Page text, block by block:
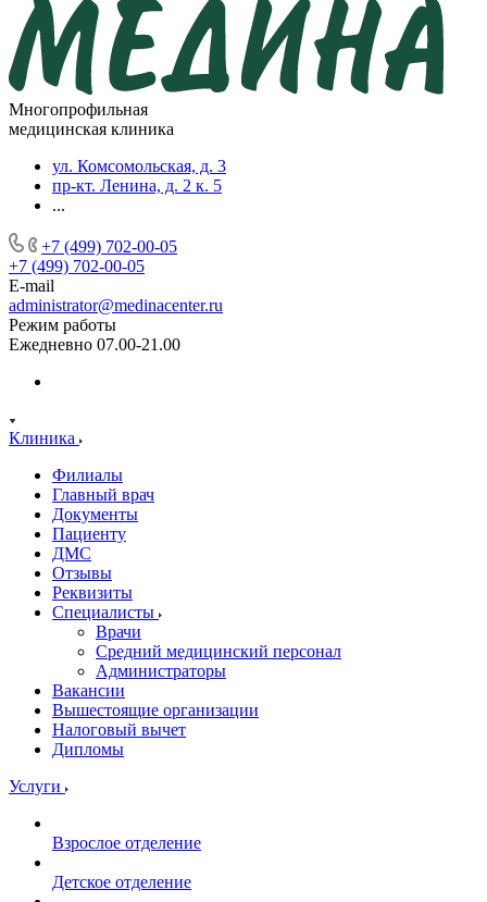
Многопрофильная
медицинская клиника
ул. Комсомольская, д. 3
пр-кт. Ленина, д. 2 к. 5
...
+7 (499) 702-00-05
+7 (499) 702-00-05
E-mail
administrator@medinacenter.ru
Режим работы
Ежедневно 07.00-21.00
Клиника
Филиалы
Главный врач
Документы
Пациенту
ДМС
Отзывы
Реквизиты
Специалисты
Врачи
Средний медицинский персонал
Администраторы
Вакансии
Вышестоящие организации
Налоговый вычет
Дипломы
Услуги
Взрослое отделение
Детское отделение